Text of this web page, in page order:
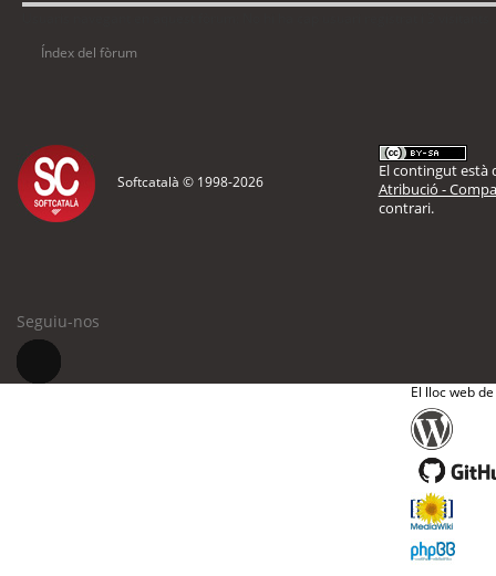
Índex del fòrum
Softcatalà © 1998-2026
El contingut està
Atribució -
contrari.
Seguiu-nos
El lloc web